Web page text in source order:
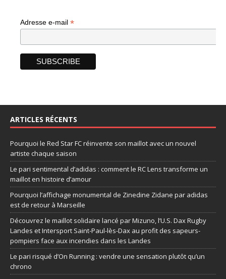
Adresse e-mail *
ARTICLES RÉCENTS
Pourquoi le Red Star FC réinvente son maillot avec un nouvel
artiste chaque saison
Le pari sentimental d’adidas : comment le RC Lens transforme un
maillot en histoire d’amour
Pourquoi l’affichage monumental de Zinedine Zidane par adidas
est de retour à Marseille
Découvrez le maillot solidaire lancé par Mizuno, l’U.S. Dax Rugby
Landes et Intersport Saint-Paul-lès-Dax au profit des sapeurs-
pompiers face aux incendies dans les Landes
Le pari risqué d’On Running : vendre une sensation plutôt qu’un
chrono